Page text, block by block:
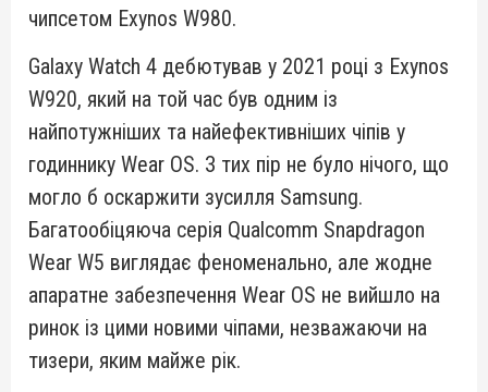
чипсетом Exynos W980.
Galaxy Watch 4 дебютував у 2021 році з Exynos
W920, який на той час був одним із
найпотужніших та найефективніших чіпів у
годиннику Wear OS. З тих пір не було нічого, що
могло б оскаржити зусилля Samsung.
Багатообіцяюча серія Qualcomm Snapdragon
Wear W5 виглядає феноменально, але жодне
апаратне забезпечення Wear OS не вийшло на
ринок із цими новими чіпами, незважаючи на
тизери, яким майже рік.